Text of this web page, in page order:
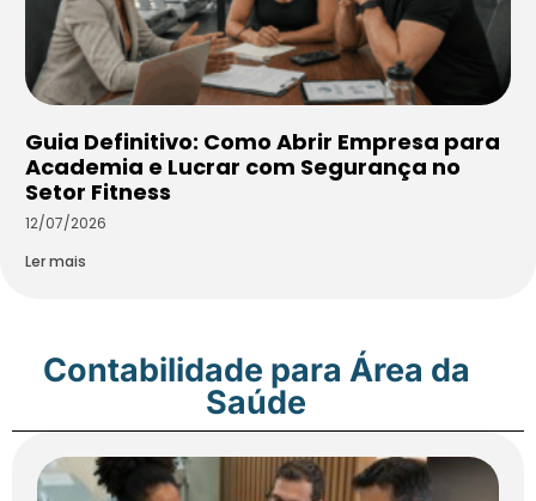
Guia Definitivo: Como Abrir Empresa para
Academia e Lucrar com Segurança no
Setor Fitness
12/07/2026
Ler mais
Contabilidade para Área da
Saúde